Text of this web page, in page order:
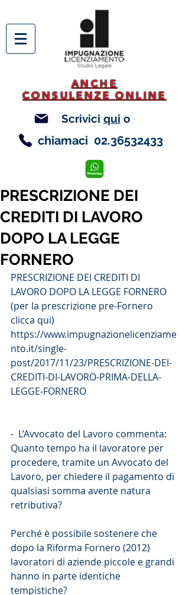
ANCHE
CONSULENZE ONLINE
Scrivici qui o
chiamaci 02.36532433
PRESCRIZIONE DEI
CREDITI DI LAVORO
DOPO LA LEGGE
FORNERO
PRESCRIZIONE DEI CREDITI DI
LAVORO DOPO LA LEGGE FORNERO
(per la prescrizione pre-Fornero
clicca qui)
https://www.impugnazionelicenziame
nto.it/single-
post/2017/11/23/PRESCRIZIONE-DEI-
CREDITI-DI-LAVORO-PRIMA-DELLA-
LEGGE-FORNERO
-  L’Avvocato del Lavoro commenta:
Quanto tempo ha il lavoratore per
procedere, tramite un Avvocato del
Lavoro, per chiedere il pagamento di
qualsiasi somma avente natura
retributiva?
Perché è possibile sostenere che
dopo la Riforma Fornero (2012)
lavoratori di aziende piccole e grandi
hanno in parte identiche
tempistiche?